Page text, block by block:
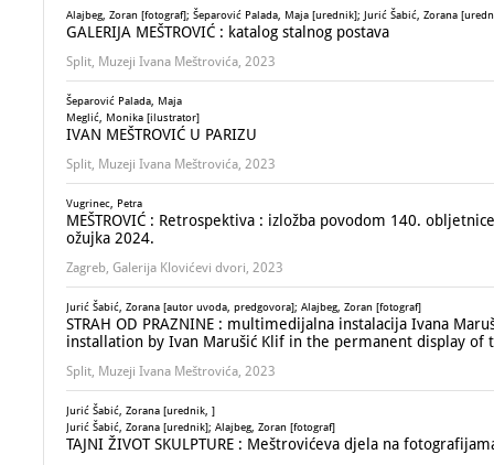
Alajbeg, Zoran [fotograf]; Šeparović Palada, Maja [urednik]; Jurić Šabić, Zorana
GALERIJA MEŠTROVIĆ : katalog stalnog postava
Split, Muzeji Ivana Meštrovića, 2023
Šeparović Palada, Maja
Meglić, Monika [ilustrator]
IVAN MEŠTROVIĆ U PARIZU
Split, Muzeji Ivana Meštrovića, 2023
Vugrinec, Petra
MEŠTROVIĆ : Retrospektiva : izložba povodom 140.
ožujka 2024.
Zagreb, Galerija Klovićevi dvori, 2023
Jurić Šabić, Zorana [autor uvoda, predgovora]; Alajbeg, Zoran [fotograf]
STRAH OD PRAZNINE : multimedijalna instalacija Ivana
installation by Ivan Marušić Klif in the permanent display of
Split, Muzeji Ivana Meštrovića, 2023
Jurić Šabić, Zorana [urednik, ]
Jurić Šabić, Zorana [urednik]; Alajbeg, Zoran [fotograf]
TAJNI ŽIVOT SKULPTURE : Meštrovićeva djela na